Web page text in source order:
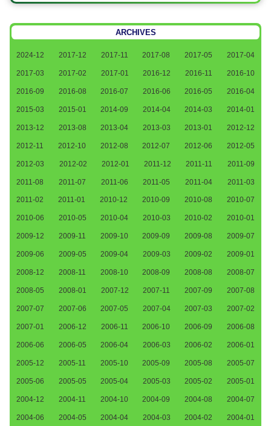
ARCHIVES
2024-12 2017-12 2017-11 2017-08 2017-05 2017-04
2017-03 2017-02 2017-01 2016-12 2016-11 2016-10
2016-09 2016-08 2016-07 2016-06 2016-05 2016-04
2015-03 2015-01 2014-09 2014-04 2014-03 2014-01
2013-12 2013-08 2013-04 2013-03 2013-01 2012-12
2012-11 2012-10 2012-08 2012-07 2012-06 2012-05
2012-03 2012-02 2012-01 2011-12 2011-11 2011-09
2011-08 2011-07 2011-06 2011-05 2011-04 2011-03
2011-02 2011-01 2010-12 2010-09 2010-08 2010-07
2010-06 2010-05 2010-04 2010-03 2010-02 2010-01
2009-12 2009-11 2009-10 2009-09 2009-08 2009-07
2009-06 2009-05 2009-04 2009-03 2009-02 2009-01
2008-12 2008-11 2008-10 2008-09 2008-08 2008-07
2008-05 2008-01 2007-12 2007-11 2007-09 2007-08
2007-07 2007-06 2007-05 2007-04 2007-03 2007-02
2007-01 2006-12 2006-11 2006-10 2006-09 2006-08
2006-06 2006-05 2006-04 2006-03 2006-02 2006-01
2005-12 2005-11 2005-10 2005-09 2005-08 2005-07
2005-06 2005-05 2005-04 2005-03 2005-02 2005-01
2004-12 2004-11 2004-10 2004-09 2004-08 2004-07
2004-06 2004-05 2004-04 2004-03 2004-02 2004-01